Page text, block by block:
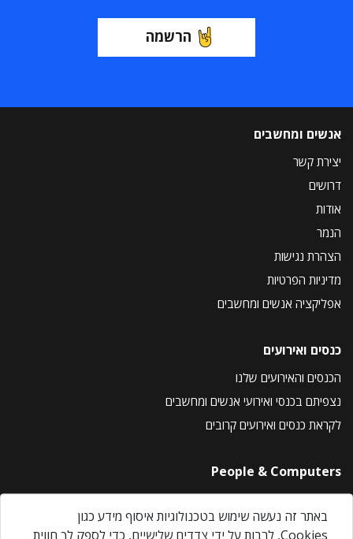
הרשמה
אנשים ומחשבים
יצירת קשר
דרושים
אודות
הנמר
הצהרת נגישות
מדיניות הפרטיות
אפליקציה אנשים ומחשבים
כנסים ואירועים
הכנסים והאירועים שלנו
נצפיתם בכנסי ואירועי אנשים ומחשבים
לקראת כנסים ואירועים קרובים
People & Computers
About Us
Privacy Policy
באתר זה נעשה שימוש בטכנולוגיות איסוף מידע כגון
Cookies, לרבות על ידי צדדים שלישיים, כדי לספק לך חווית